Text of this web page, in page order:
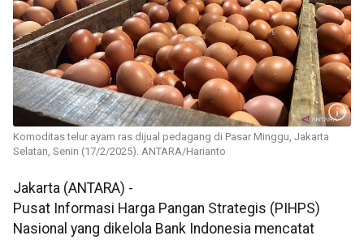
Komoditas telur ayam ras dijual pedagang di Pasar Minggu, Jakarta
Selatan, Senin (17/2/2025). ANTARA/Harianto
Jakarta (ANTARA) -
Pusat Informasi Harga Pangan Strategis (PIHPS)
Nasional yang dikelola Bank Indonesia mencatat